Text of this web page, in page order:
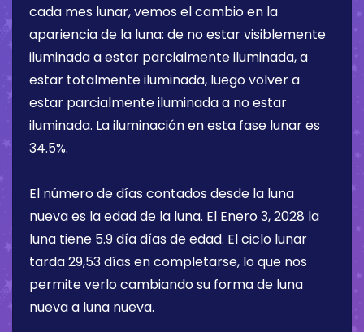
cada mes lunar, vemos el cambio en la
apariencia de la luna: de no estar visiblemente
iluminada a estar parcialmente iluminada, a
estar totalmente iluminada, luego volver a
estar parcialmente iluminada a no estar
iluminada. La iluminación en esta fase lunar es
34.5%.
El número de días contados desde la luna
nueva es la edad de la luna. El Enero 3, 2028 la
luna tiene 5.9 díadías de edad. El ciclo lunar
tarda 29,53 días en completarse, lo que nos
permite verlo cambiando su forma de luna
nueva a luna nueva.